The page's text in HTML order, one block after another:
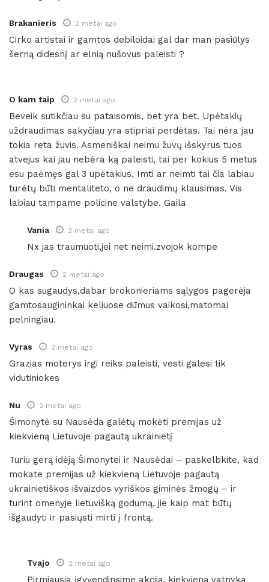
Brakanieris 2 metai ago
Cirko artistai ir gamtos debiloidai gal dar man pasiūlys
šerną didesnį ar elnią nušovus paleisti ?
O kam taip 2 metai ago
Beveik sutikčiau su pataisomis, bet yra bet. Upėtakių
uždraudimas sakyčiau yra stipriai perdėtas. Tai nėra jau
tokia reta žuvis. Asmeniškai neimu žuvų išskyrus tuos
atvejus kai jau nebėra ką paleisti, tai per kokius 5 metus
esu paėmęs gal 3 upėtakius. Imti ar neimti tai čia labiau
turėtų būti mentaliteto, o ne draudimų klausimas. Vis
labiau tampame policine valstybe. Gaila
Vania 2 metai ago
Nx jas traumuoti,jei net neimi.zvojok kompe
Draugas 2 metai ago
O kas sugaudys,dabar brokonieriams sąlygos pagerėja
gamtosaugininkai keliuose dūmus vaikosi,matomai
pelningiau.
Vyras 2 metai ago
Grazias moterys irgi reiks paleisti, vesti galesi tik
vidutiniokes
Nu 2 metai ago
Šimonytė su Nausėda galėtų mokėti premijas už
kiekvieną Lietuvoje pagautą ukrainietį
Turiu gerą idėją Šimonytei ir Nausėdai – paskelbkite, kad
mokate premijas už kiekvieną Lietuvoje pagautą
ukrainietiškos išvaizdos vyriškos giminės žmogų – ir
turint omenyje lietuvišką godumą, jie kaip mat būtų
išgaudyti ir pasiųsti mirti į frontą.
Tvajo 2 metai ago
Pirmiausia įgyvendinsime akciją, kiekvieną vatnyką